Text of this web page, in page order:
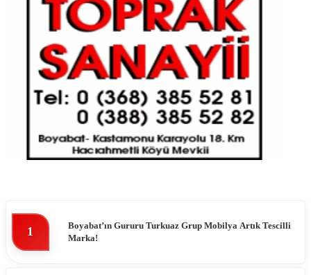
1
Boyabat’ın Gururu Turkuaz Grup Mobilya Artık Tescilli
Marka!